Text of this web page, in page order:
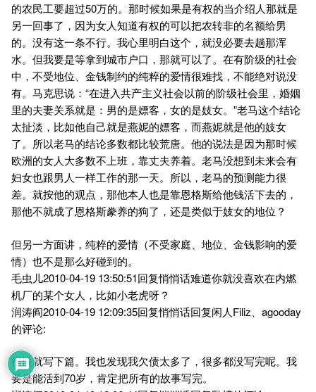
的农民工要超过50万的。那时候如果是有权的当介绍人那就是
另一回事了，因为女人知道有权的可以把农转非的名额给男
的。没有这一条不行。我心里明白这个，就没必要去趟那浑
水。但我要是等拿到城市户口，那就可以了。在有阶级的社会
中，不受地位、金钱制约的纯粹的爱情很难找，不能绝对说没
有。马克思说：“在进入共产主义社会以前的阶级社会里，婚姻
里的夫妻关系就是：男的是嫖客，女的是妓女。”老马这个结论
太扯淡，比如他自己就是燕妮的嫖客，而燕妮就是他的妓女
了。所以老马的结论多数都比较荒唐。他的说法是因为那时候
欧洲的女人大多数不上班，靠丈夫养着。老马没想到未来会有
妇女也跟男人一样工作的那一天。所以，老马的预测能力很
差。就按他的观点，那他本人也是靠恩格斯给他钱活下去的，
那他不就成了恩格斯豢养的狗了，还是类似于妓女的地位？
但另一方面讲，纯粹的爱情（不受家庭、地位、金钱影响的爱
情）也不是那么好碰到的。
毛虫儿2010-04-19 13:50:51回复悄悄话难道你就没喜欢在内燃
机厂的某个女人，比如小老虎呀？
润涛阎2010-04-19 12:09:35回复悄悄话回复闲人Filiz、agooday
的评论:
很快就写下篇。我也发现我欠债太多了，很多都没写完呢。我
要是能活到70岁，肯定把所有的故事写完。